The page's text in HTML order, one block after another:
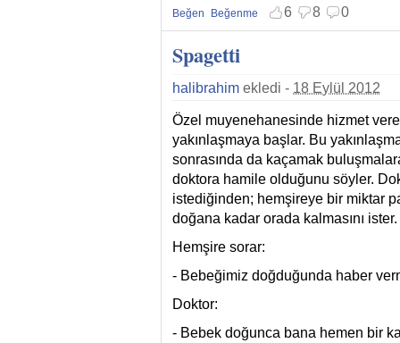
Beğen
Beğenmekten vazgeç
Beğenme
Beğenmemekten vazgeç
6 8 0
Spagetti
halibrahim ekledi - 18 Eylül 2012
Özel muyenehanesinde hizmet
yakınlaşmaya başlar. Bu
sonrasında da kaçamak
doktora hamile olduğunu söyler.
istediğinden; hemşireye bir miktar
doğana kadar orada kalmasını ister.
Hemşire sorar:
- Bebeğimiz doğduğunda haber
Doktor:
- Bebek doğunca bana hemen bir